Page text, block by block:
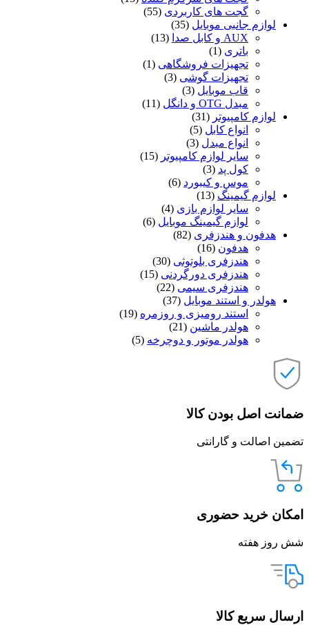
گجت های کاربردی (55)
لوازم جانبی موبایل (35)
AUX و کابل صدا
(13)
باتری (1)
تجهیزات فروشگاهی (1)
تجهیزات گوشی (3)
قاب موبایل (3)
مبدل OTG و دانگل
(11)
لوازم کامپیوتر (31)
انواع کابل (5)
انواع مبدل (3)
سایر لوازم کامپیوتر (15)
کول پد (3)
موس و کیبورد (6)
لوازم گیمینگ (13)
سایر لوازم بازی (4)
لوازم گیمینگ موبایل (6)
هدفون و هندزفری (82)
هدفون (16)
هندزفری بلوتوثی (30)
هندزفری دورگردنی (15)
هندزفری سیمی (22)
هولدر و استند موبایل (37)
استند رومیزی و روزمره (19)
هولدر ماشین (21)
هولدر موتور و دوچرخه (5)
ضمانت اصل بودن کالا
تضمین اصالت و گارانتی
امکان خرید حضوری
شش روز هفته
ارسال سریع کالا